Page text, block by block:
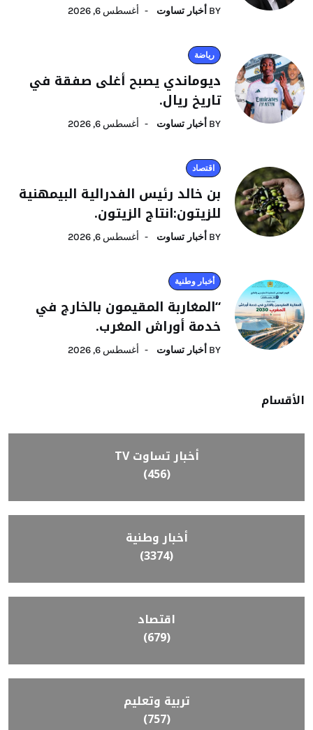
BY أخبار تساوت أغسطس 6, 2026
رياضة
ديوماندي يصبح أغلى صفقة في
تاريخ ريال.
BY أخبار تساوت أغسطس 6, 2026
اقتصاد
بن خالد رئيس الفدرالية البيمهنية
للزيتون:انتاج الزيتون.
BY أخبار تساوت أغسطس 6, 2026
أخبار وطنية
“المغاربة المقيمون بالخارج في
خدمة أوراش المغرب.
BY أخبار تساوت أغسطس 6, 2026
الأقسام
أخبار تساوت TV
(456)
أخبار وطنية
(3374)
اقتصاد
(679)
تربية وتعليم
(757)